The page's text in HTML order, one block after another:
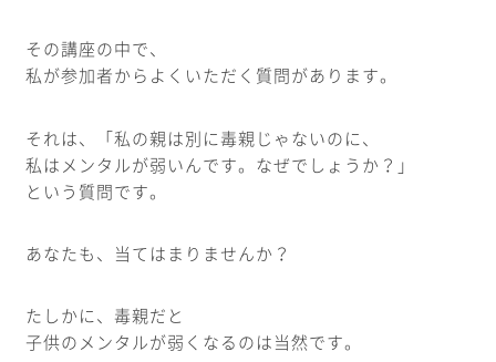
その講座の中で、
私が参加者からよくいただく質問があります。
それは、「私の親は別に毒親じゃないのに、
私はメンタルが弱いんです。なぜでしょうか？」
という質問です。
あなたも、当てはまりませんか？
たしかに、毒親だと
子供のメンタルが弱くなるのは当然です。